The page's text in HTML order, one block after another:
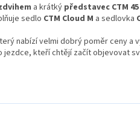
a krátký představec CTM
sedlo CTM Cloud M a sedlovka
nabízí velmi dobrý poměr ceny a
kteří chtějí začít objevovat